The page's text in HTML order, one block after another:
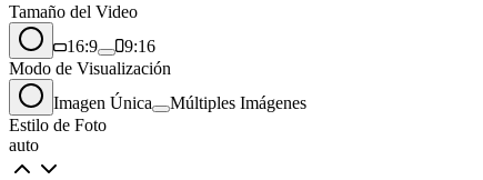
Tamaño del Video
16:9
9:16
Modo de Visualización
Imagen Única
Múltiples Imágenes
Estilo de Foto
auto